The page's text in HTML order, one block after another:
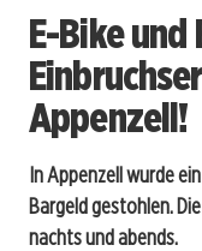
E-Bike
Appenzell!
In Appenzell wurde
Bargeld gestohlen.
nachts und abends.